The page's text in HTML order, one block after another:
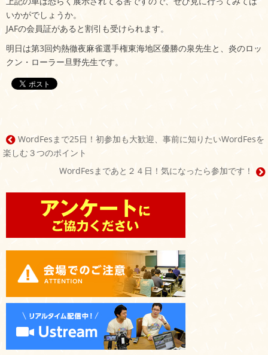
いかがでしょうか。
JAFの会員証があると割引も受けられます。
明日は第3回灼熱徹夜麻雀選手権東海地区優勝の泉先生と、炎のロッ
クン・ローラー旦野先生です。
投
稿
ョ
ン
WordFesまで25日！初参加も大歓迎、事前に知りたいWordFesを
楽しむ３つのポイント
WordFesまであと２４日！気になったら参加です！